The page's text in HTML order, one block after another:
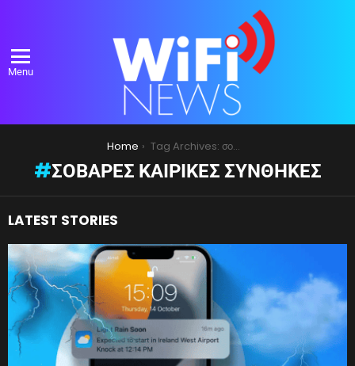
Menu
Home Tag Archives: σοβαρές καιρικές συνθήκες
ΣΟΒΑΡΈΣ ΚΑΙΡΙΚΈΣ ΣΥΝΘΉΚΕΣ
LATEST STORIES